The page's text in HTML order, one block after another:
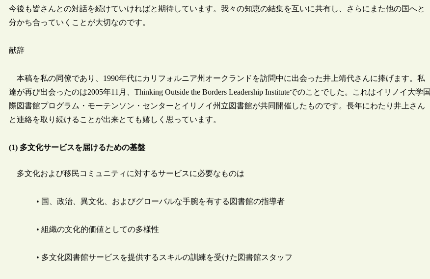
今後も皆さんとの対話を続けていければと期待しています。我々の知恵の結集を互いに共有し、さらにまた他の国へと
分かち合っていくことが大切なのです。
献辞
本稿を私の同僚であり、1990年代にカリフォルニア州オークランドを訪問中に出会った井上靖代さんに捧げます。私
達が再び出会ったのは2005年11月、Thinking Outside the Borders Leadership Instituteでのことでした。これはイリノイ大学国
際図書館プログラム・モーテンソン・センターとイリノイ州立図書館が共同開催したものです。長年にわたり井上さん
と連絡を取り続けることが出来とても嬉しく思っています。
(1) 多文化サービスを届けるための基盤
多文化および移民コミュニティに対するサービスに必要なものは
• 国、政治、異文化、およびグローバルな手腕を有する図書館の指導者
• 組織の文化的価値としての多様性
• 多文化図書館サービスを提供するスキルの訓練を受けた図書館スタッフ